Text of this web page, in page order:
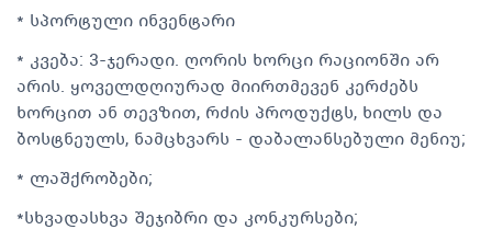
* სპორტული ინვენტარი
* კვება: 3-ჯერადი. ღორის ხორცი რაციონში არ
არის. ყოველდღიურად მიირთმევენ კერძებს
ხორცით ან თევზით, რძის პროდუქტს, ხილს და
ბოსტნეულს, ნამცხვარს - დაბალანსებული მენიუ;
* ლაშქრობები;
*სხვადასხვა შეჯიბრი და კონკურსები;